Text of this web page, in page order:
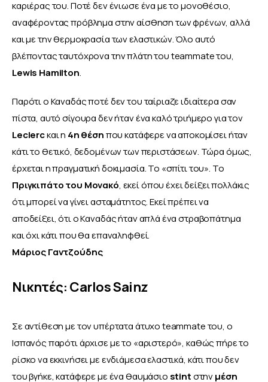
καριέρας του. Ποτέ δεν ένιωσε ένα με το μονοθέσιο,
αναφέροντας πρόβλημα στην αίσθηση των φρένων, αλλά
και με την θερμοκρασία των ελαστικών. Όλο αυτό
βλέποντας ταυτόχρονα την πλάτη του teammate του,
Lewis Hamilton.
Παρότι ο Καναδάς ποτέ δεν του ταίριαζε ιδιαίτερα σαν
πίστα, αυτό σίγουρα δεν ήταν ένα καλό τριήμερο για τον
Leclerc και η 4η θέση που κατάφερε να αποκομίσει ήταν
κάτι το θετικό, δεδομένων των περιστάσεων. Τώρα όμως,
έρχεται η πραγματική δοκιμασία. Το «σπίτι του». Το
Πριγκιπάτο του Μονακό, εκεί όπου έχει δείξει πολλάκις
ότι μπορεί να γίνει ασταμάτητος. Εκεί πρέπει να
αποδείξει, ότι ο Καναδάς ήταν απλά ένα στραβοπάτημα
και όχι κάτι που θα επαναληφθεί.
Μάριος Γαντζούδης
Νικητές: Carlos Sainz
Σε αντίθεση με τον υπέρτατα άτυχο teammate του, ο
Ισπανός παρότι άρχισε με το «αριστερό», καθώς πήρε το
ρίσκο να εκκινήσει με ενδιάμεσα ελαστικά, κάτι που δεν
του βγήκε, κατάφερε με ένα θαυμάσιο stint στην μέση